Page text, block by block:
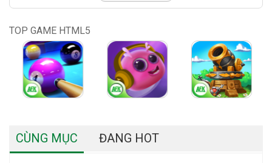
TOP GAME HTML5
CÙNG MỤC ĐANG HOT